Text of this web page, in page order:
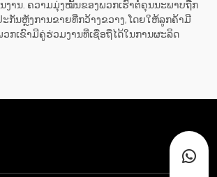
ນງານ. ຄວາມມຸ່ງໝັ້ນຂອງພວກເຮົາຕໍ່ຄຸນນະພາບຖືກ
ກັນຫຼັງການຂາຍທີ່ກວ້າງຂວາງ, ໂດຍໃຫ້ລູກຄ້າມີ
ກເຂົາມີຄູ່ຮ່ວມງານທີ່ເຊື່ອຖືໄດ້ໃນການຜະລິດ